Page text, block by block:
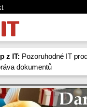
z IT: Pozoruhodné IT
dokumentů